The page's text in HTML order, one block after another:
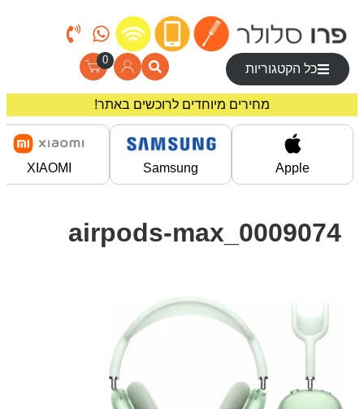
כל הקטגוריות
0
משלוח חינם בקניה מעל 200 ₪
מחירים מיוחדים לרוכשים באתר!
Apple
Samsung
XIAOMI
0009074_airpods-max